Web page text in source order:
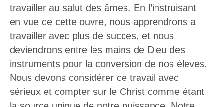
travailler au salut des âmes. En l’instruisant
en vue de cette ouvre, nous apprendrons a
travailler avec plus de succes, et nous
deviendrons entre les mains de Dieu des
instruments pour la conversion de nos éleves.
Nous devons considérer ce travail avec
sérieux et compter sur le Christ comme étant